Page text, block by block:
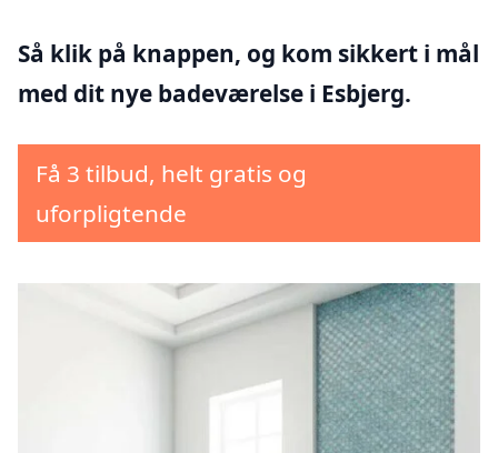
Så klik på knappen, og kom sikkert i mål
med dit nye badeværelse i Esbjerg.
Få 3 tilbud, helt gratis og
uforpligtende